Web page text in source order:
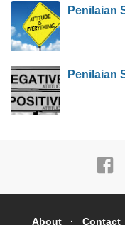
Penilaian
Penilaian
About Contact